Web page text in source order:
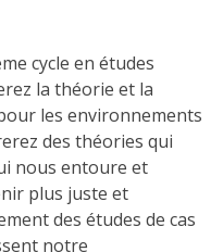
cycle en études
la théorie et la
les environnements
des théories qui
nous entoure et
plus juste et
des études de cas
notre